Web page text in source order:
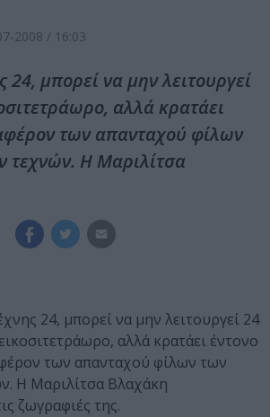
2008 / 16:03
24, μπορεί να μην λειτουργεί
αλλά κρατάει
των απανταχού φίλων
τεχνών. Η Μαριλίτσα
24, μπορεί να μην λειτουργεί 24
αλλά κρατάει έντονο
των απανταχού φίλων των
Η Μαριλίτσα Βλαχάκη
ζωγραφιές της.